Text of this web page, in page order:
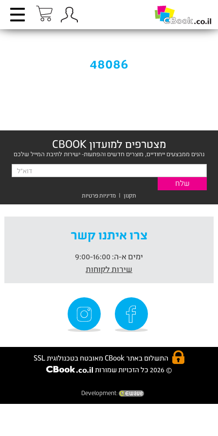
48086
מצטרפים למועדון CBOOK
נהנים ממבצעים ייחודיים, מוצרים חדשים והפתעות- ישירות לתיבת המייל שלכם
תקנון | מדיניות פרטיות
צרו איתנו קשר
ימים א-ה:
שירות לקוחות
התשלום באתר CBook מאובטח בטכנולוגית SSL
© 2026 כל הזכויות שמורות
Development: